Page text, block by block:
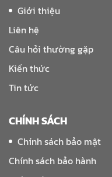
Giới thiệu
Liên hệ
Câu hỏi thường gặp
Kiến thức
Tin tức
CHÍNH SÁCH
Chính sách bảo mật
Chính sách bảo hành